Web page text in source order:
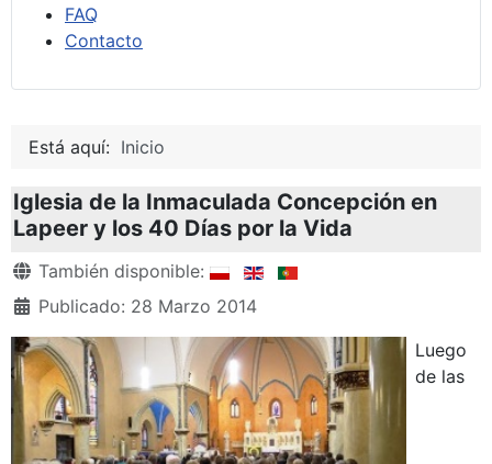
FAQ
Contacto
Está aquí: Inicio
Iglesia de la Inmaculada Concepción en
Lapeer y los 40 Días por la Vida
Detalles
También disponible:
Publicado: 28 Marzo 2014
Luego
de las